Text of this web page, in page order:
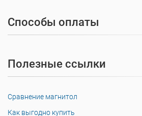
Способы оплаты
Полезные ссылки
Сравнение магнитол
Как выгодно купить